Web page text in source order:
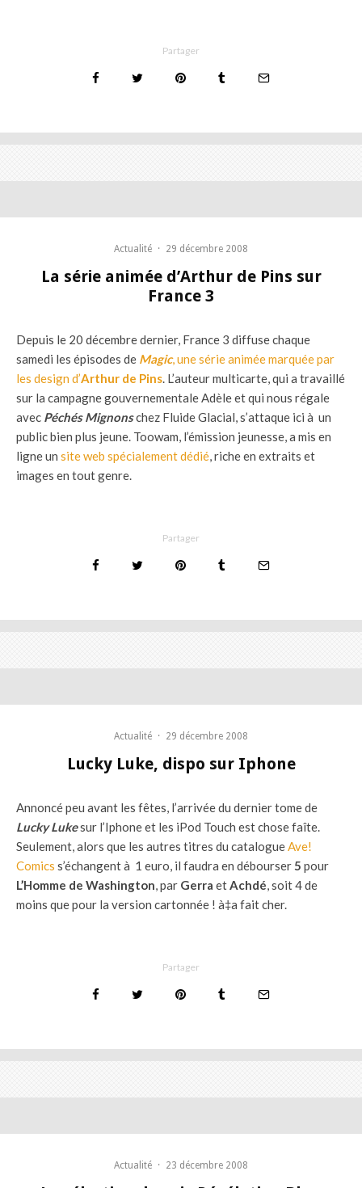
Partager
Actualité · 29 décembre 2008
La série animée d’Arthur de Pins sur
France 3
Depuis le 20 décembre dernier, France 3 diffuse chaque
samedi les épisodes de Magic, une série animée marquée par
les design d’Arthur de Pins. L’auteur multicarte, qui a travaillé
sur la campagne gouvernementale Adèle et qui nous régale
avec Péchés Mignonschez Fluide Glacial, s’attaque ici à un
public bien plus jeune. Toowam, l’émission jeunesse, a mis en
ligne un site web spécialement dédié, riche en extraits et
images en tout genre.
Partager
Actualité · 29 décembre 2008
Lucky Luke, dispo sur Iphone
Annoncé peu avant les fêtes, l’arrivée du dernier tome de
Lucky Lukesur l’Iphone et les iPod Touch est chose faîte.
Seulement, alors que les autres titres du catalogueAve!
Comics s’échangent à 1 euro, il faudra en débourser5 pour
L’Homme de Washington, par Gerra etAchdé, soit 4 de
moins que pour la version cartonnée ! à‡a fait cher.
Partager
Actualité · 23 décembre 2008